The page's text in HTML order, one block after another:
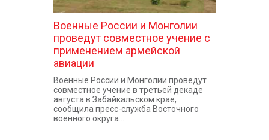
Военные России и Монголии
проведут совместное учение c
применением армейской
авиации
Военные России и Монголии проведут
совместное учение в третьей декаде
августа в Забайкальском крае,
сообщила пресс-служба Восточного
военного округа...